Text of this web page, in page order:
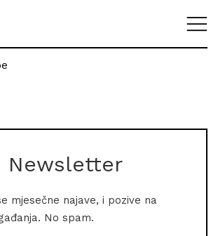
Newsletter
mjesečne najave, i pozive na
No spam.